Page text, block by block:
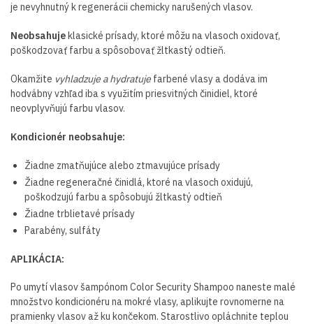
je nevyhnutný k regenerácii chemicky narušených vlasov.
Neobsahujeklasické prísady, ktoré môžu na vlasoch oxidovať,
poškodzovať farbu a spôsobovať žltkastý odtieň.
Okamžite vyhladzuje a hydratuje farbené vlasy a dodáva im
hodvábny vzhľad iba s využitím priesvitných činidiel, ktoré
neovplyvňujú farbu vlasov.
Kondicionér neobsahuje:
Žiadne zmatňujúce alebo ztmavujúce prísady
Žiadne regeneračné činidlá, ktoré na vlasoch oxidujú,
poškodzujú farbu a spôsobujú žltkastý odtieň
Žiadne trblietavé prísady
Parabény, sulfáty
APLIKÁCIA:
Po umytí vlasov šampónom Color Security Shampoo naneste malé
množstvo kondicionéru na mokré vlasy, aplikujte rovnomerne na
pramienky vlasov až ku končekom. Starostlivo opláchnite teplou